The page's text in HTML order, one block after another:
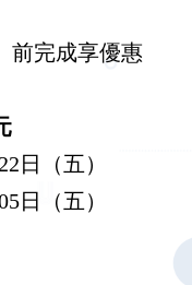
前完成享優惠
日（五）
日（五）